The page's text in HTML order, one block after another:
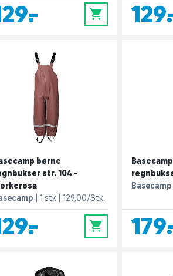
0
børne
str. 104 -
1 stk 129,00/Stk.
0
Basecamp